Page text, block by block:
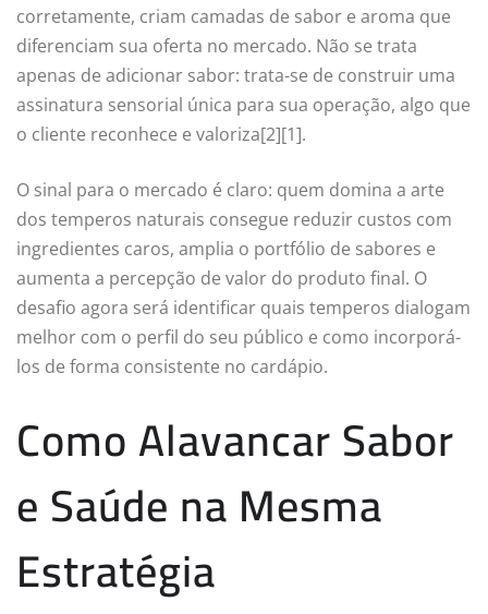
corretamente, criam camadas de sabor e aroma que
diferenciam sua oferta no mercado. Não se trata
apenas de adicionar sabor: trata-se de construir uma
assinatura sensorial única para sua operação, algo que
o cliente reconhece e valoriza[2][1].
O sinal para o mercado é claro: quem domina a arte
dos temperos naturais consegue reduzir custos com
ingredientes caros, amplia o portfólio de sabores e
aumenta a percepção de valor do produto final. O
desafio agora será identificar quais temperos dialogam
melhor com o perfil do seu público e como incorporá-
los de forma consistente no cardápio.
Como Alavancar Sabor
e Saúde na Mesma
Estratégia